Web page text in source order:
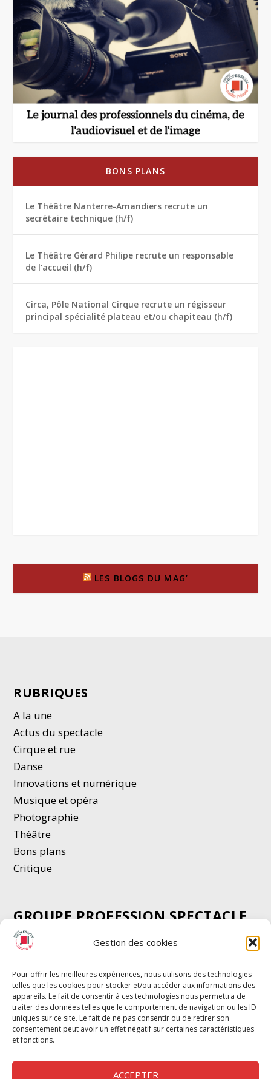
Gestion des cookies
Pour offrir les meilleures expériences, nous utilisons des technologies
telles que les cookies pour stocker et/ou accéder aux informations des
appareils. Le fait de consentir à ces technologies nous permettra de
traiter des données telles que le comportement de navigation ou les ID
uniques sur ce site. Le fait de ne pas consentir ou de retirer son
consentement peut avoir un effet négatif sur certaines caractéristiques
et fonctions.
ACCEPTER
BONS PLANS
Le Théâtre Nanterre-Amandiers recrute un
secrétaire technique (h/f)
Le Théâtre Gérard Philipe recrute un responsable
de l’accueil (h/f)
Circa, Pôle National Cirque recrute un régisseur
principal spécialité plateau et/ou chapiteau (h/f)
LES BLOGS DU MAG’
RUBRIQUES
A la une
Actus du spectacle
Cirque et rue
Danse
Innovations et numérique
Musique et opéra
Photographie
Théâtre
Bons plans
Critique
GROUPE PROFESSION SPECTACLE
Chèque Intermittents
Chèque Compta
Chèque Emploi Spectacle
G-Pods
Profession Audio-visuel
Le Cahier Pro
Suivre Suivre